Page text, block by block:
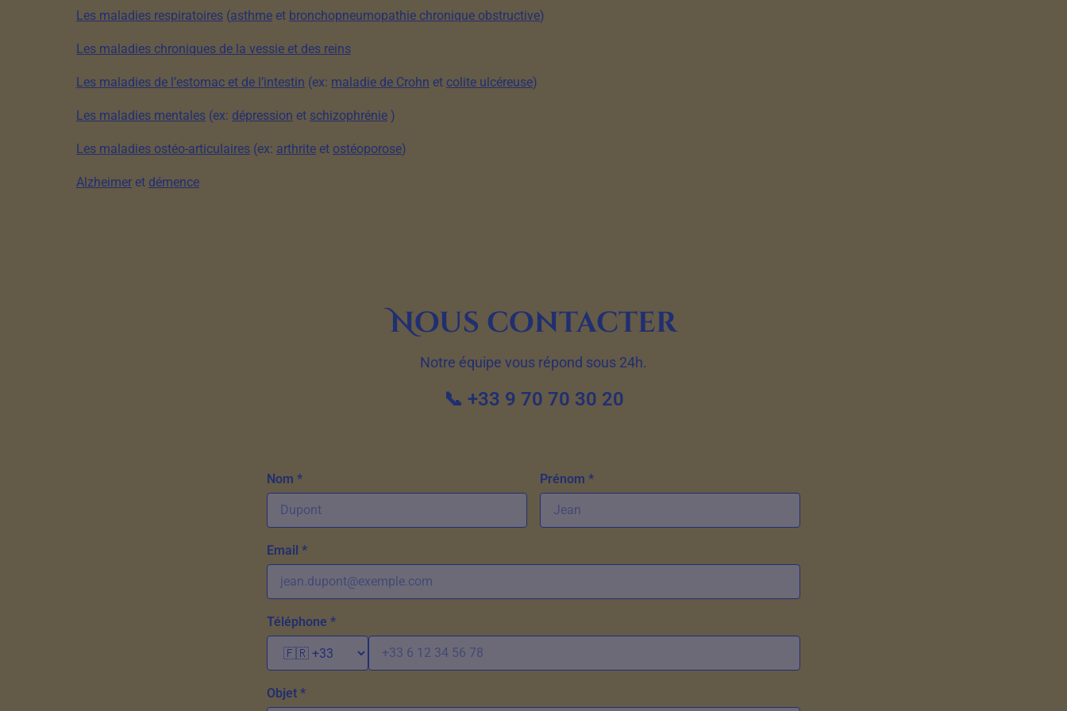
Les maladies respiratoires (asthme et bronchopneumopathie chronique obstructive)
Les maladies chroniques de la vessie et des reins
Les maladies de l’estomac et de l’intestin (ex: maladie de Crohn et colite ulcéreuse)
Les maladies mentales (ex: dépression et schizophrénie )
Les maladies ostéo-articulaires (ex: arthrite et ostéoporose)
Alzheimer et démence
Nous contacter
Notre équipe vous répond sous 24h.
📞 +33 9 70 70 30 20
Nom * Prénom *
Email *
Téléphone *
Objet *